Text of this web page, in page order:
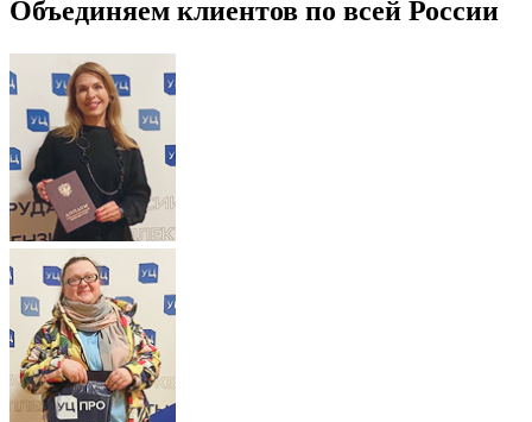
Объединяем клиентов по всей России